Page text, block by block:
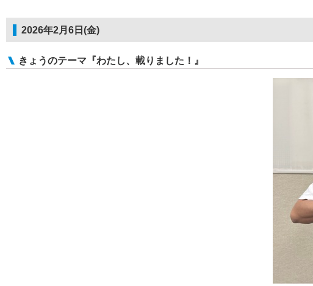
2026年2月6日(金)
きょうのテーマ『わたし、載りました！』